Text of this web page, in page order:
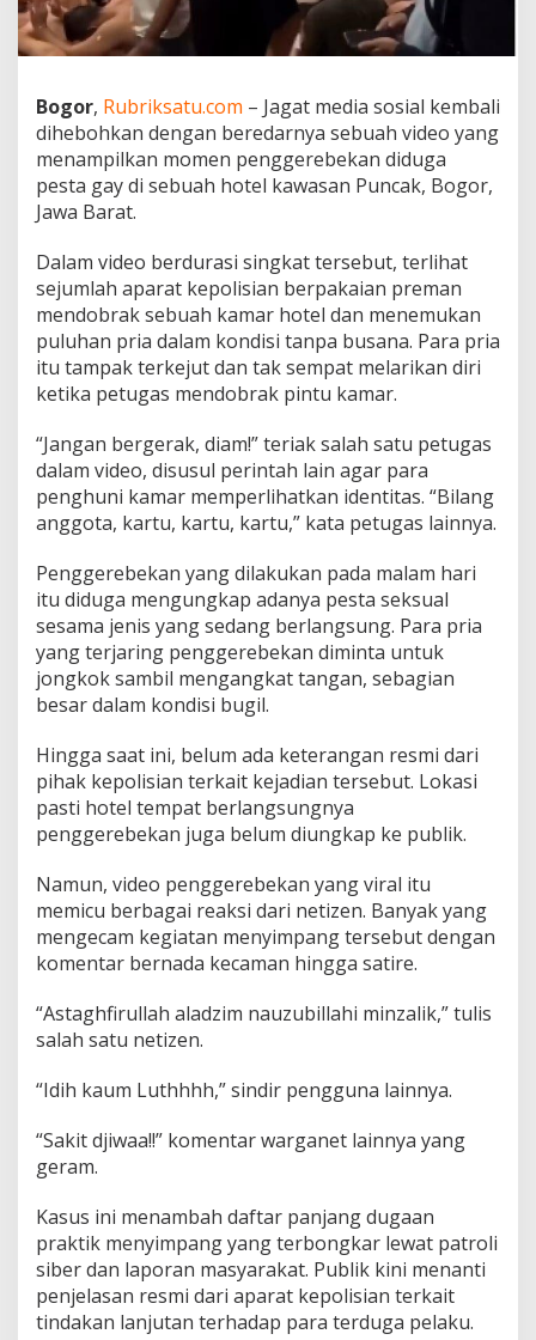
t
y
d
i
e
l
K
a
w
a
s
n
P
u
n
c
k
B
o
g
o
r
,
u
l
u
h
a
P
r
i
a
T
i
g
a
m
K
n
d
Bogor, Rubriksatu.com – Jagat media sosial kembali
dihebohkan dengan beredarnya sebuah video yang
menampilkan momen penggerebekan diduga
pesta gay di sebuah hotel kawasan Puncak, Bogor,
Jawa Barat.
Dalam video berdurasi singkat tersebut, terlihat
sejumlah aparat kepolisian berpakaian preman
mendobrak sebuah kamar hotel dan menemukan
puluhan pria dalam kondisi tanpa busana. Para pria
itu tampak terkejut dan tak sempat melarikan diri
ketika petugas mendobrak pintu kamar.
“Jangan bergerak, diam!” teriak salah satu petugas
dalam video, disusul perintah lain agar para
penghuni kamar memperlihatkan identitas. “Bilang
anggota, kartu, kartu, kartu,” kata petugas lainnya.
Penggerebekan yang dilakukan pada malam hari
itu diduga mengungkap adanya pesta seksual
sesama jenis yang sedang berlangsung. Para pria
yang terjaring penggerebekan diminta untuk
jongkok sambil mengangkat tangan, sebagian
besar dalam kondisi bugil.
Hingga saat ini, belum ada keterangan resmi dari
pihak kepolisian terkait kejadian tersebut. Lokasi
pasti hotel tempat berlangsungnya
penggerebekan juga belum diungkap ke publik.
Namun, video penggerebekan yang viral itu
memicu berbagai reaksi dari netizen. Banyak yang
mengecam kegiatan menyimpang tersebut dengan
komentar bernada kecaman hingga satire.
“Astaghfirullah aladzim nauzubillahi minzalik,” tulis
salah satu netizen.
“Idih kaum Luthhhh,” sindir pengguna lainnya.
“Sakit djiwaa!!” komentar warganet lainnya yang
geram.
Kasus ini menambah daftar panjang dugaan
praktik menyimpang yang terbongkar lewat patroli
siber dan laporan masyarakat. Publik kini menanti
penjelasan resmi dari aparat kepolisian terkait
tindakan lanjutan terhadap para terduga pelaku.